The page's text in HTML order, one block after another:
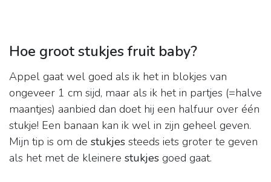
Hoe groot stukjes fruit baby?
Appel gaat wel goed als ik het in blokjes van
ongeveer 1 cm sijd, maar als ik het in partjes (=halve
maantjes) aanbied dan doet hij een halfuur over één
stukje! Een banaan kan ik wel in zijn geheel geven.
Mijn tip is om de stukjes steeds iets groter te geven
als het met de kleinere stukjes goed gaat.